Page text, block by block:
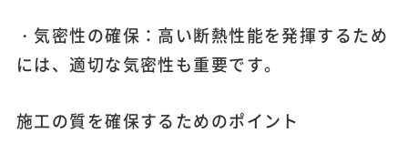
・気密性の確保：高い断熱性能を発揮するため
には、適切な気密性も重要です。
施工の質を確保するためのポイント